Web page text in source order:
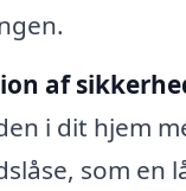
af
i dit hjem
som en